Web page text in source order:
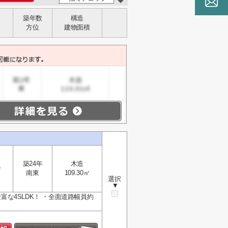
築年数
方位
構造
建物面積
選択
▼
築24年
南東
木造
109.30㎡
な4SLDK！ ・全面道路幅員約